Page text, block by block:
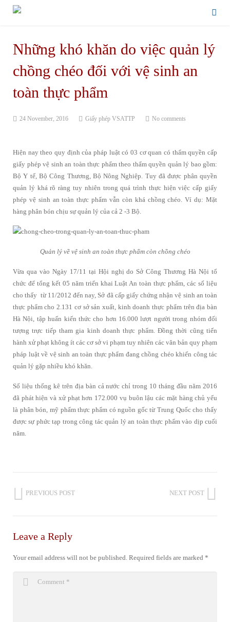
Những khó khăn do việc quản lý
chồng chéo đối với vệ sinh an
toàn thực phẩm
24 November, 2016 Giấy phép VSATTP No comments
Hiện nay theo quy định của pháp luật có 03 cơ quan có thẩm quyền cấp
giấy phép vệ sinh an toàn thực phẩm theo thẩm quyền quản lý bao gồm:
Bộ Y tế, Bộ Công Thương, Bộ Nông Nghiệp. Tuy đã được phân quyền
quản lý khá rõ ràng tuy nhiên trong quá trình thực hiện việc cấp giấy
phép vệ sinh an toàn thực phẩm vẫn còn khá chồng chéo. Ví dụ: Mặt
hàng phân bón chịu sự quản lý của cả 2 -3 Bộ.
Quản lý về vệ sinh an toàn thực phẩm còn chồng chéo
Vừa qua vào Ngày 17/11 tại Hội nghị do Sở Công Thương Hà Nội tổ
chức để tổng kết 05 năm triển khai Luật An toàn thực phẩm, các số liệu
cho thấy từ 11/2012 đến nay, Sở đã cấp giấy chứng nhận vệ sinh an toàn
thực phẩm cho 2.131 cơ sở sản xuất, kinh doanh thực phẩm trên địa bàn
Hà Nội, tập huấn kiến thức cho hơn 16.000 lượt người trong nhóm đối
tượng trực tiếp tham gia kinh doanh thực phẩm. Đồng thời cũng tiến
hành xử phạt không ít các cơ sở vi phạm tuy nhiên các văn bản quy phạm
pháp luật về vệ sinh an toàn thực phẩm đang chồng chéo khiến công tác
quản lý gặp nhiều khó khăn.
Số liệu thống kê trên địa bàn cả nước chỉ trong 10 tháng đầu năm 2016
đã phát hiện và xử phạt hơn 172.000 vụ buôn lậu các mặt hàng chủ yếu
là phân bón, mỹ phẩm thực phẩm có nguồn gốc từ Trung Quốc cho thấy
được sự phức tạp trong công tác quản lý an toàn thực phẩm vào dịp cuối
năm.
PREVIOUS POST NEXT POST
Leave a Reply
Your email address will not be published. Required fields are marked *